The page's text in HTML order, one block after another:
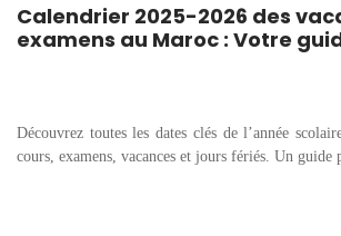
Calendrier 2025-2026 des
examens au Maroc : Votre
Découvrez toutes les dates clés de l’année
cours, examens, vacances et jours fériés. Un guide